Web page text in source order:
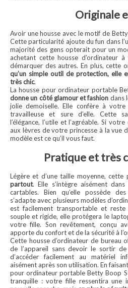
Originale
Avoir une housse avec le motif de
Cette particularité ajoute du fun dans
majorité des gens opterait pour un
achetant cette housse d’ordinateur
démarquer des autres. En plus, cette
qu’un simple outil de protection, elle
très chic.
La housse pour ordinateur portable
donne un côté glamour et fashion dans
jolie demoiselle. Elle confère à
travailleuse et sure d’elle. Cette
l’élégance, l’utile et l’agréable. Si
aux lèvres de votre princesse à la vue
modèle est ce qu’il vous faut.
Pratique et très
Légère et d’une taille moyenne, cette
partout. Elle s’intègre aisément
cartables. Bien qu’elle possède
s’adapte avec plusieurs modèles
est facilement transportable et
souple et rigide, elle protégera le
votre fille. Son revêtement, conçu
apporte du confort et de la sécurité à
Cette housse d’ordinateur de bureau
de l’appareil sans devoir le sortir
d’accéder facilement au matériel
aisément après son utilisation. En
pour ordinateur portable Betty Boop
tranquille : votre fille ressentira une